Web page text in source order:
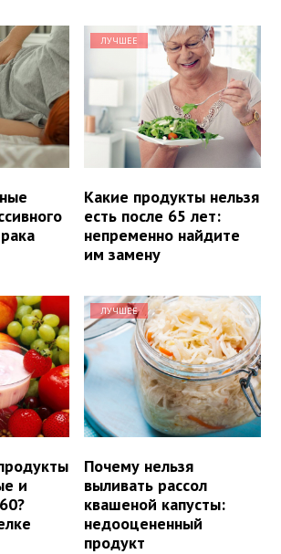
ЛУЧШЕЕ
Какие продукты нельзя
есть после 65 лет:
непременно найдите
им замену
и
ЛУЧШЕЕ
Почему нельзя
выливать рассол
квашеной капусты:
недооцененный
продукт